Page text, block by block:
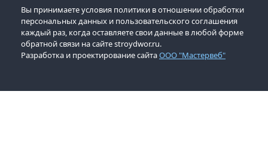
Вы принимаете условия политики в отношении обработки
персональных данных и пользовательского соглашения
каждый раз, когда оставляете свои данные в любой форме
обратной связи на сайте stroydwor.ru.
Разработка и проектирование сайтаООО "Мастервеб"